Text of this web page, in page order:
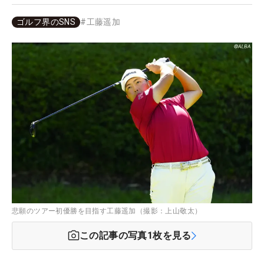
ゴルフ界のSNS #工藤遥加
悲願のツアー初優勝を目指す工藤遥加（撮影：上山敬太）
この記事の写真1枚を見る